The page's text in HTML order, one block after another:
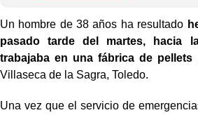
Un hombre de 38 años ha resultado
pasado tarde del martes, hacia
trabajaba en una fábrica de pellets
Villaseca de la Sagra, Toledo.
Una vez que el servicio de